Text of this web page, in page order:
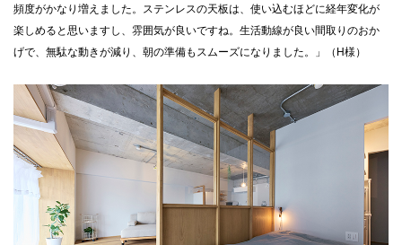
頻度がかなり増えました。ステンレスの天板は、使い込むほどに経年変化が
楽しめると思いますし、雰囲気が良いですね。生活動線が良い間取りのおか
げで、無駄な動きが減り、朝の準備もスムーズになりました。」（H様）